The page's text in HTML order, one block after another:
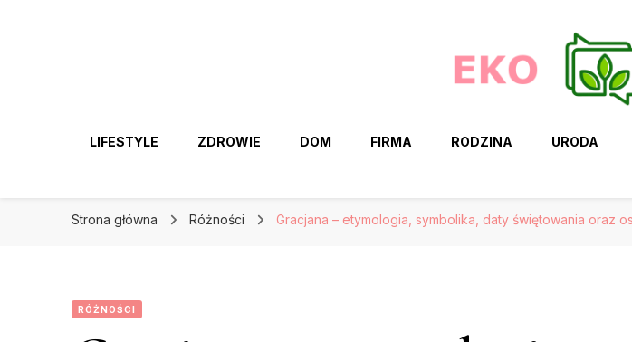
LIFESTYLE ZDROWIE DOM FIRMA RODZINA URODA
Strona główna Różności Gracjana – etymologia, symbolika, daty świętowania oraz
RÓŻNOŚCI